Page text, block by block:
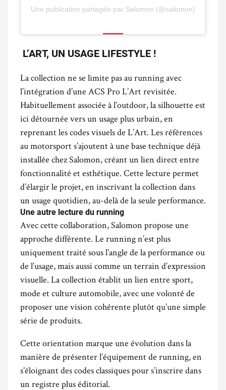
Une publication partagée par Salomon (@salomon)
L’ART, UN USAGE LIFESTYLE !
La collection ne se limite pas au running avec
l’intégration d’une ACS Pro L’Art revisitée.
Habituellement associée à l’outdoor, la silhouette est
ici détournée vers un usage plus urbain, en
reprenant les codes visuels de L’Art. Les références
au motorsport s’ajoutent à une base technique déjà
installée chez Salomon, créant un lien direct entre
fonctionnalité et esthétique. Cette lecture permet
d’élargir le projet, en inscrivant la collection dans
un usage quotidien, au-delà de la seule performance.
Une autre lecture du running
Avec cette collaboration, Salomon propose une
approche différente. Le running n’est plus
uniquement traité sous l’angle de la performance ou
de l’usage, mais aussi comme un terrain d’expression
visuelle. La collection établit un lien entre sport,
mode et culture automobile, avec une volonté de
proposer une vision cohérente plutôt qu’une simple
série de produits.
Cette orientation marque une évolution dans la
manière de présenter l’équipement de running, en
s’éloignant des codes classiques pour s’inscrire dans
un registre plus éditorial.